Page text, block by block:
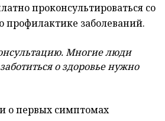
проконсультироваться со
профилактике заболеваний.
Многие люди
о здоровье нужно
о первых симптомах